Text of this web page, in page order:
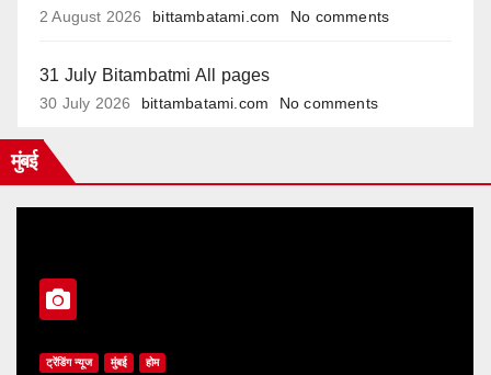
2 August 2026 bittambatami.com No comments
31 July Bitambatmi All pages
30 July 2026 bittambatami.com No comments
मुंबई
ट्रेंडिंग न्यूज मुंबई होम